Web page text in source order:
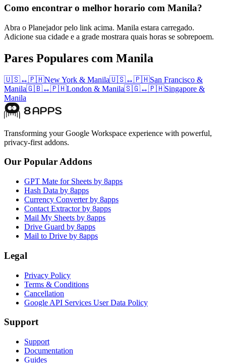
Como encontrar o melhor horario com Manila?
Abra o Planejador pelo link acima. Manila estara carregado.
Adicione sua cidade e a grade mostrara quais horas se sobrepoem.
Pares Populares com Manila
🇺🇸↔🇵🇭New York & Manila🇺🇸↔🇵🇭San Francisco &
Manila🇬🇧↔🇵🇭London & Manila🇸🇬↔🇵🇭Singapore &
Manila
Transforming your Google Workspace experience with powerful,
privacy-first addons.
Our Popular Addons
GPT Mate for Sheets by 8apps
Hash Data by 8apps
Currency Converter by 8apps
Contact Extractor by 8apps
Mail My Sheets by 8apps
Drive Guard by 8apps
Mail to Drive by 8apps
Legal
Privacy Policy
Terms & Conditions
Cancellation
Google API Services User Data Policy
Support
Support
Documentation
Guides